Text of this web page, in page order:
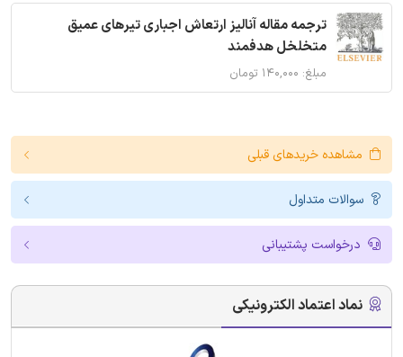
ترجمه مقاله آنالیز ارتعاش اجباری تیرهای عمیق
متخلخل هدفمند
مبلغ: ۱۴۰,۰۰۰ تومان
مشاهده خریدهای قبلی
سوالات متداول
درخواست پشتیبانی
نماد اعتماد الکترونیکی